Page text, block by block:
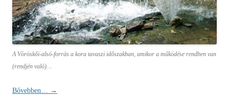
A Vöröskői-alsó-forrás a kora tavaszi időszakban, amikor a működése rendben van
(rendjén való)…
Bővebben… →